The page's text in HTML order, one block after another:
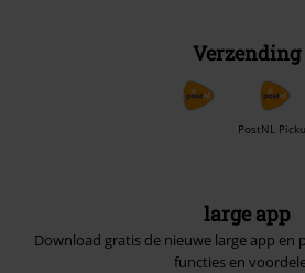
Verzending
PostNL
large app
Download gratis de nieuwe large app en
functies en